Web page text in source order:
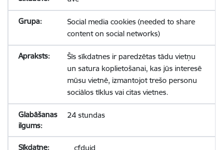
Social media cookies (needed to share
content on social networks)
Šīs sīkdatnes ir paredzētas tādu vietņu
un satura koplietošanai, kas jūs interesē
mūsu vietnē, izmantojot trešo personu
sociālos tīklus vai citas vietnes.
24 stundas
__cfduid